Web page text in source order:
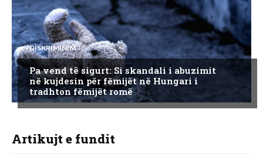
DISKRIMINIM
Pa vend të sigurt: Si skandali i abuzimit
në kujdesin për fëmijët në Hungari i
tradhton fëmijët romë
Artikujt e fundit